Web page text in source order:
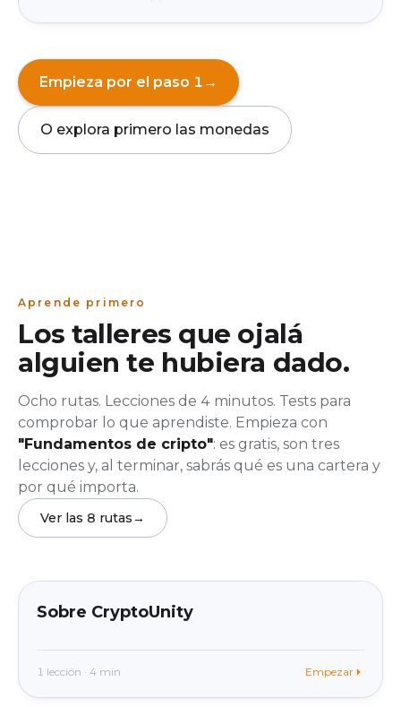
Empieza por el paso 1 →
O explora primero las monedas
Aprende primero
Los talleres que ojalá
alguien te hubiera dado.
Ocho rutas. Lecciones de 4 minutos. Tests para
comprobar lo que aprendiste. Empieza con
"Fundamentos de cripto": es gratis, son tres
lecciones y, al terminar, sabrás qué es una cartera y
por qué importa.
Ver las 8 rutas→
Sobre CryptoUnity
1 lección · 4 min Empezar
beginner En la app